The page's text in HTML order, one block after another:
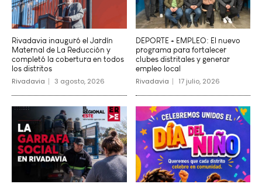
Rivadavia inauguró el Jardín
Maternal de La Reducción y
completó la cobertura en todos
los distritos
Rivadavia 3 agosto, 2026
DEPORTE + EMPLEO: El nuevo
programa para fortalecer
clubes distritales y generar
empleo local
Rivadavia 17 julio, 2026